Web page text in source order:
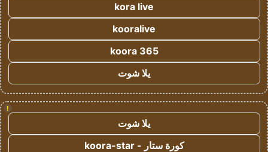
kora live
kooralive
koora 365
يلا شوت
!
يلا شوت
كورة ستار - koora-star